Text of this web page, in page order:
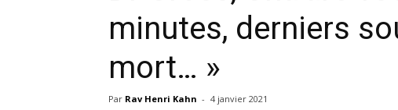
minutes, derniers
mort… »
Par Rav Henri Kahn - 4 janvier 2021